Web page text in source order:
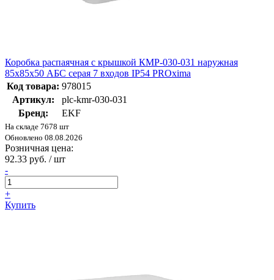
Коробка распаячная с крышкой КМР-030-031 наружная
85х85х50 АБС серая 7 входов IP54 PROxima
Код товара: 978015
Артикул:
plc-kmr-030-031
Бренд:
EKF
На складе 7678 шт
Обновлено 08.08.2026
Розничная цена:
92.33 руб. / шт
-
+
Купить